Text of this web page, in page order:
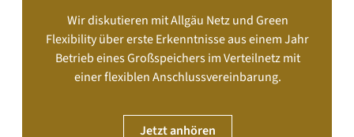
Wir diskutieren mit Allgäu Netz und Green
Flexibility über erste Erkenntnisse aus einem Jahr
Betrieb eines Großspeichers im Verteilnetz mit
einer flexiblen Anschlussvereinbarung.
Jetzt anhören